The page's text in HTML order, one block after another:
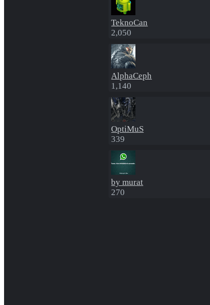
TeknoCan
2,050
AlphaCeph
1,140
OptiMuS
339
by murat
270